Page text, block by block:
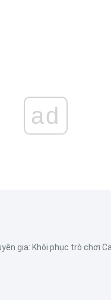
ad
gia: Khôi phục trò chơi